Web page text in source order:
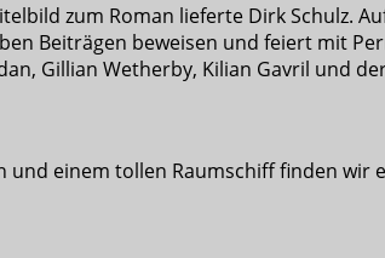
zum Roman lieferte Dirk Schulz.
Beiträgen beweisen und feiert mit
Gillian Wetherby, Kilian Gavril und
einem tollen Raumschiff finden wir